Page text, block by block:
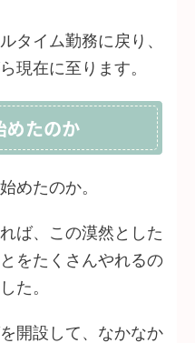
タイム勤務に戻り、
現在に至ります。
めたのか
めたのか。
ば、この漠然とした
をたくさんやれるの
た。
開設して、なかなか